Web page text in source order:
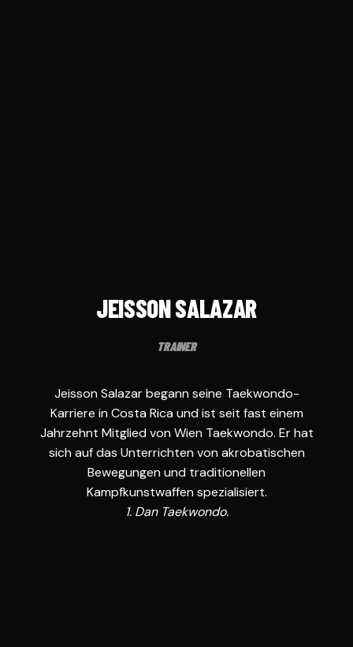
JEISSON SALAZAR
TRAINER
Jeisson Salazar begann seine Taekwondo-
Karriere in Costa Rica und ist seit fast einem
Jahrzehnt Mitglied von Wien Taekwondo. Er hat
sich auf das Unterrichten von akrobatischen
Bewegungen und traditionellen
Kampfkunstwaffen spezialisiert.
1. Dan Taekwondo.